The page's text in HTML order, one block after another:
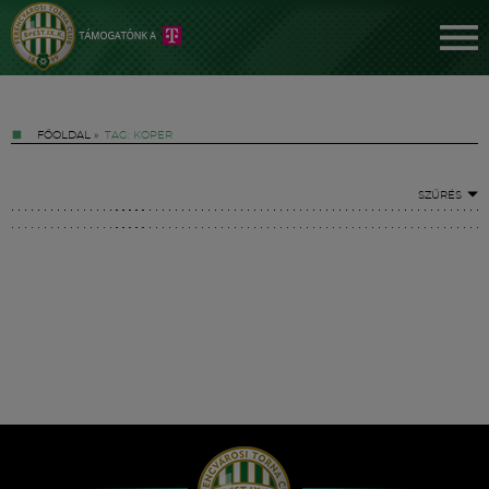
FŐOLDAL » TAG: KOPER
SZŰRÉS
Hírek